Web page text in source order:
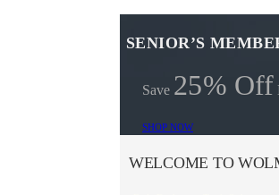
SENIOR’S
Save 25% Off
SHOP NOW
WELCOME TO